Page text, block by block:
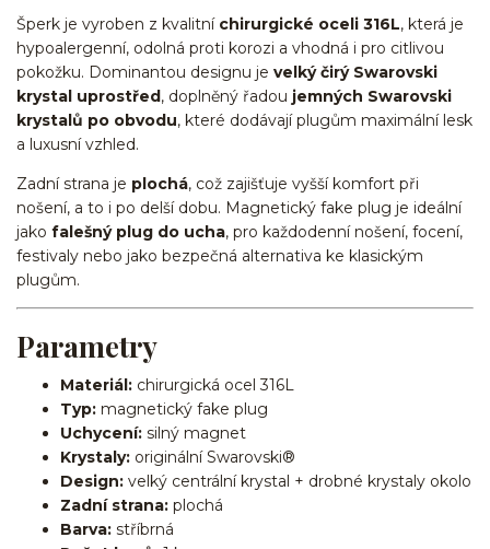
Šperk je vyroben z kvalitní chirurgické oceli 316L, která je
hypoalergenní, odolná proti korozi a vhodná i pro citlivou
pokožku. Dominantou designu je velký čirý Swarovski
krystal uprostřed , doplněný řadou jemných Swarovski
krystalů po obvodu, které dodávají plugům maximální lesk
a luxusní vzhled.
Zadní strana je plochá, což zajišťuje vyšší komfort při
nošení, a to i po delší dobu. Magnetický fake plug je ideální
jako falešný plug do ucha, pro každodenní nošení, focení,
festivaly nebo jako bezpečná alternativa ke klasickým
plugům.
Parametry
Materiál: chirurgická ocel 316L
Typ: magnetický fake plug
Uchycení: silný magnet
Krystaly: originální Swarovski®
Design: velký centrální krystal + drobné krystaly okolo
Zadní strana: plochá
Barva: stříbrná